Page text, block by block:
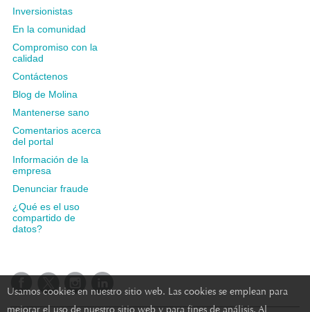
Usamos cookies en nuestro sitio web. Las cookies se emplean para
mejorar el uso de nuestro sitio web y para fines de análisis. Al
Inversionistas
En la comunidad
Compromiso con la
calidad
Contáctenos
Blog de Molina
Mantenerse sano
Comentarios acerca
del portal
Información de la
empresa
Denunciar fraude
¿Qué es el uso
compartido de
datos?